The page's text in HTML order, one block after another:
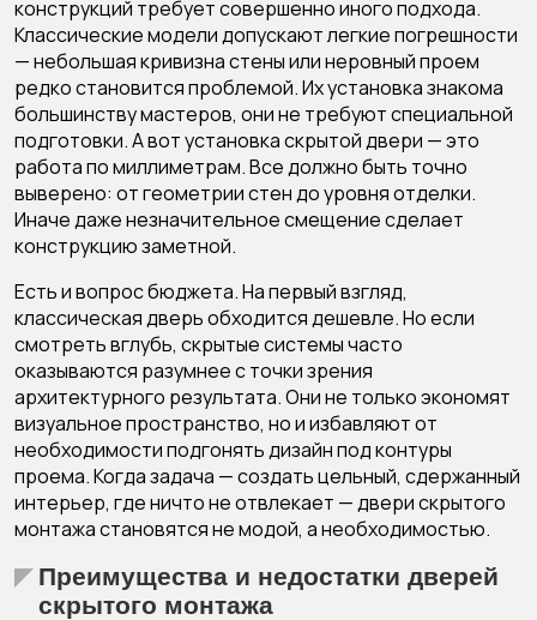
конструкций требует совершенно иного подхода.
Классические модели допускают легкие погрешности
— небольшая кривизна стены или неровный проем
редко становится проблемой. Их установка знакома
большинству мастеров, они не требуют специальной
подготовки. А вот установка скрытой двери — это
работа по миллиметрам. Все должно быть точно
выверено: от геометрии стен до уровня отделки.
Иначе даже незначительное смещение сделает
конструкцию заметной.
Есть и вопрос бюджета. На первый взгляд,
классическая дверь обходится дешевле. Но если
смотреть вглубь, скрытые системы часто
оказываются разумнее с точки зрения
архитектурного результата. Они не только экономят
визуальное пространство, но и избавляют от
необходимости подгонять дизайн под контуры
проема. Когда задача — создать цельный, сдержанный
интерьер, где ничто не отвлекает — двери скрытого
монтажа становятся не модой, а необходимостью.
Преимущества и недостатки дверей
скрытого монтажа